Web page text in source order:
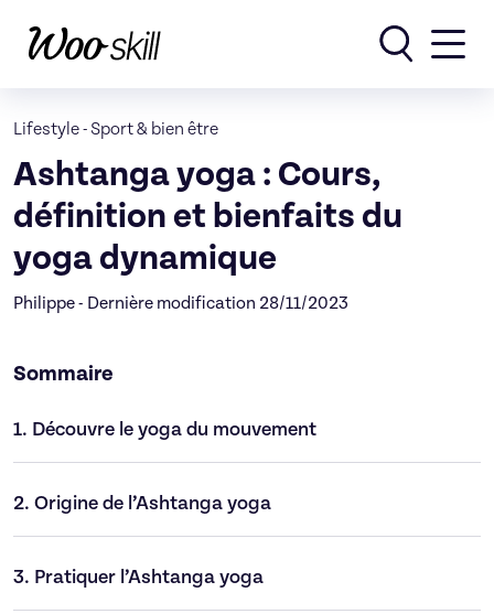
Lifestyle- Sport & bien être
Ashtanga yoga : Cours,
définition et bienfaits du
yoga dynamique
Philippe - Dernière modification 28/11/2023
Sommaire
1. Découvre le yoga du mouvement
2. Origine de l’Ashtanga yoga
3. Pratiquer l’Ashtanga yoga